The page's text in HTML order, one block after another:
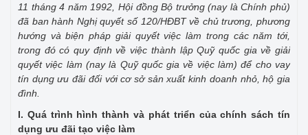
11 tháng 4 năm 1992, Hội đồng Bộ trưởng (nay là Chính phủ)
đã ban hành Nghị quyết số 120/HĐBT về chủ trương, phương
hướng và biện pháp giải quyết việc làm trong các năm tới,
trong đó có quy định về việc thành lập Quỹ quốc gia về giải
quyết việc làm (nay là Quỹ quốc gia về việc làm) để cho vay
tín dụng ưu đãi đối với cơ sở sản xuất kinh doanh nhỏ, hộ gia
đình.
I. Quá trình hình thành và phát triển của chính sách tín
dụng ưu đãi tạo việc làm